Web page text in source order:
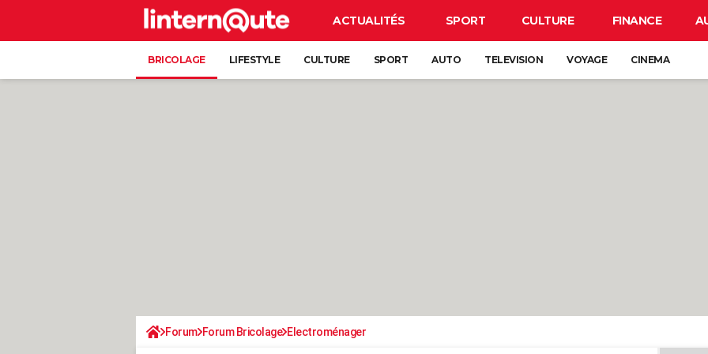
ACTUALITÉS SPORT CULTURE FINANCE
BRICOLAGE LIFESTYLE CULTURE SPORT AUTO TELEVISION VOYAGE CINEMA
Forum Forum Bricolage Electroménager